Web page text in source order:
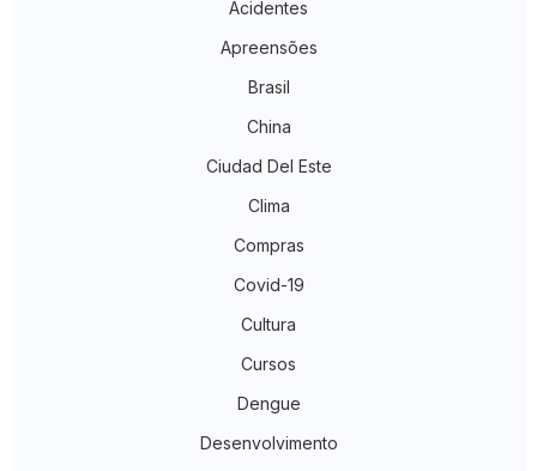
Acidentes
Apreensões
Brasil
China
Ciudad Del Este
Clima
Compras
Covid-19
Cultura
Cursos
Dengue
Desenvolvimento